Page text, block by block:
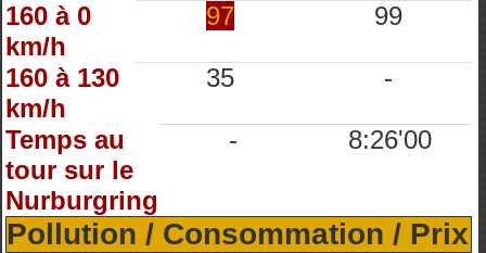
160 à 0
km/h
97 99
160 à 130
km/h
35 -
Temps au
tour sur le
Nurburgring
- 8:26'00
Pollution / Consommation / Prix